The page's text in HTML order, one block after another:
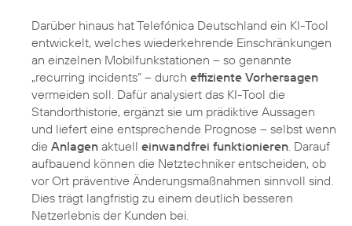
Darüber hinaus hat Telefónica Deutschland ein KI-Tool
entwickelt, welches wiederkehrende Einschränkungen
an einzelnen Mobilfunkstationen – so genannte
„recurring incidents“ – durch effiziente Vorhersagen
vermeiden soll. Dafür analysiert das KI-Tool die
Standorthistorie, ergänzt sie um prädiktive Aussagen
und liefert eine entsprechende Prognose – selbst wenn
die Anlagen aktuell einwandfrei funktionieren. Darauf
aufbauend können die Netztechniker entscheiden, ob
vor Ort präventive Änderungsmaßnahmen sinnvoll sind.
Dies trägt langfristig zu einem deutlich besseren
Netzerlebnis der Kunden bei.